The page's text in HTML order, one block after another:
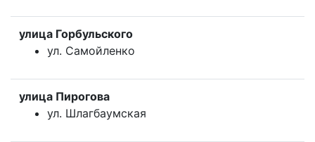
улица Горбульского
ул. Самойленко
улица Пирогова
ул. Шлагбаумская